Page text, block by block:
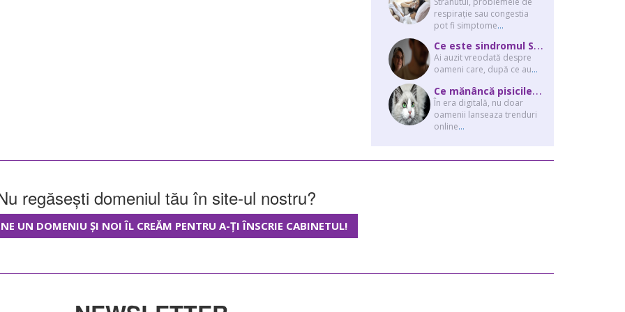
respirație sau congestia
pot fi simptome...
C
e este sindromul Stockholm și de ce victimele își apără agresorii.
Ai auzit vreodată despre
oameni care, după ce au...
C
e mănâncă pisicile “influencer” pe Instagram? Hrana lor virală
În era digitală, nu doar
oamenii lanseaza trenduri
online...
regăsești domeniul tău în site-ul nostru?
UN DOMENIU ȘI NOI ÎL CREĂM PENTRU A-ȚI ÎNSCRIE CABINETUL!